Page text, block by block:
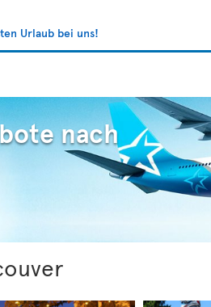
Urlaub bei uns!
nach